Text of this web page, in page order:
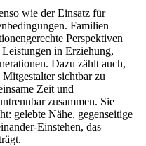
wie der Einsatz für
Familien
Perspektiven
in Erziehung,
Dazu zählt auch,
sichtbar zu
Zeit und
zusammen. Sie
gelebte Nähe, gegenseitige
Einstehen, das